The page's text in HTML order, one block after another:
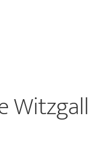
Witzgall